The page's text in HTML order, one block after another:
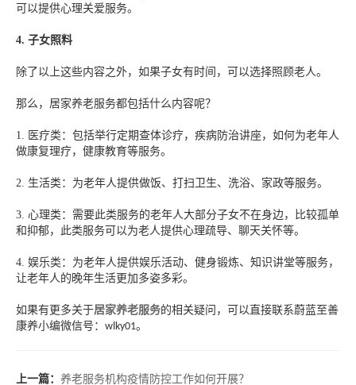
可以提供心理关爱服务。
4. 子女照料
除了以上这些内容之外，如果子女有时间，可以选择照顾老人。
那么，居家养老服务都包括什么内容呢？
1. 医疗类：包括举行定期查体诊疗，疾病防治讲座，如何为老年人
做康复理疗，健康教育等服务。
2. 生活类：为老年人提供做饭、打扫卫生、洗浴、家政等服务。
3. 心理类：需要此类服务的老年人大部分子女不在身边，比较孤单
和抑郁，此类服务可以为老人提供心理疏导、聊天关怀等。
4. 娱乐类：为老年人提供娱乐活动、健身锻炼、知识讲堂等服务，
让老年人的晚年生活更加多姿多彩。
如果有更多关于居家养老服务的相关疑问，可以直接联系蔚蓝至善
康养小编微信号： wlky01。
上一篇： 养老服务机构疫情防控工作如何开展？